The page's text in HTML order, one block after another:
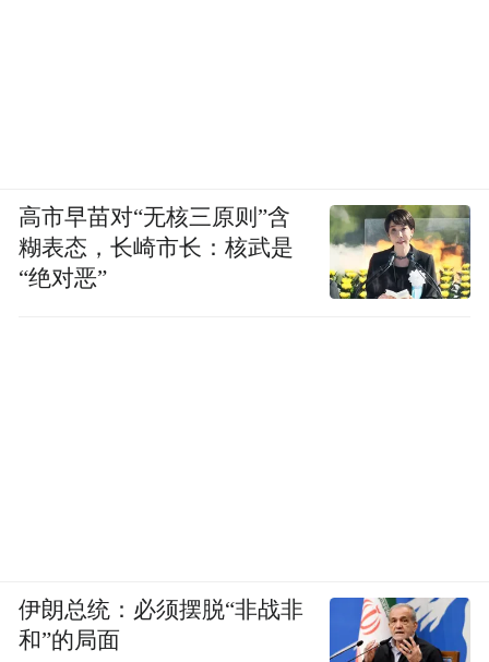
高市早苗对“无核三原则”含
糊表态，长崎市长：核武是
“绝对恶”
伊朗总统：必须摆脱“非战非
和”的局面